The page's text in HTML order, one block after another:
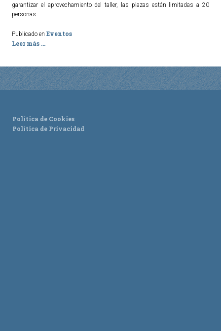
Dónde dormir
Artesanía
Callejero
HORARIOS
PUBLICACIONES
garantizar el aprovechamiento del taller, las plazas están limitadas a 20
personas.
Publicado en Eventos
Leer más ...
Política de Cookies
Política de Privacidad